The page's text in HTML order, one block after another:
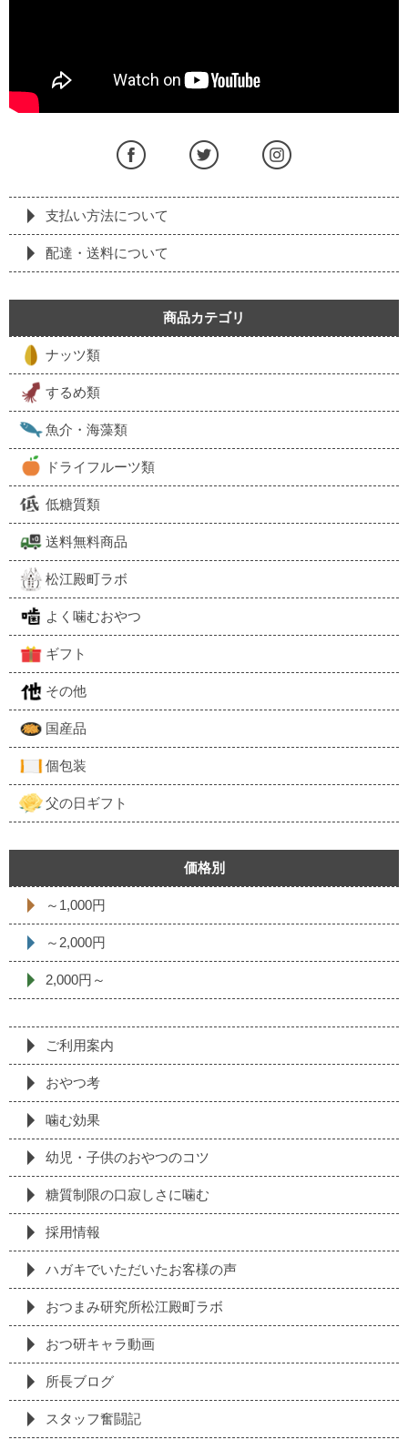
支払い方法について
配達・送料について
商品カテゴリ
ナッツ類
するめ類
魚介・海藻類
ドライフルーツ類
低糖質類
送料無料商品
松江殿町ラボ
よく噛むおやつ
ギフト
その他
国産品
個包装
父の日ギフト
価格別
～1,000円
～2,000円
2,000円～
ご利用案内
おやつ考
噛む効果
幼児・子供のおやつのコツ
糖質制限の⼝寂しさに噛む
採⽤情報
ハガキでいただいたお客様の声
おつまみ研究所松江殿町ラボ
おつ研キャラ動画
所長ブログ
スタッフ奮闘記